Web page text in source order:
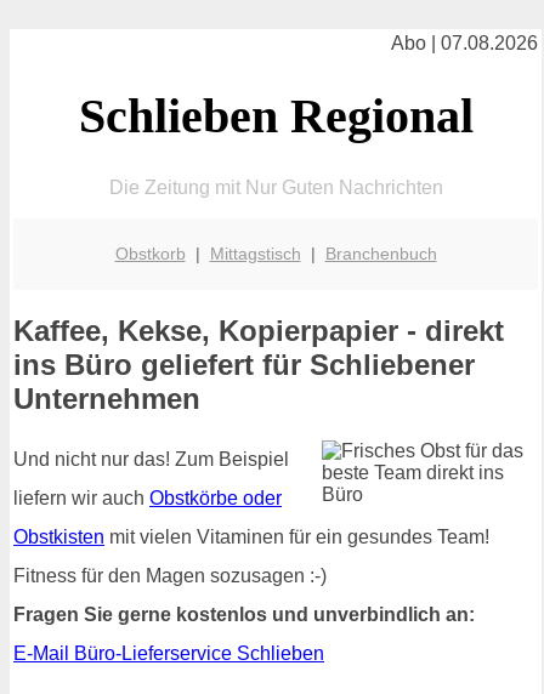
Abo | 07.08.2026
Schlieben Regional
Die Zeitung mit Nur Guten Nachrichten
Obstkorb | Mittagstisch | Branchenbuch
Kaffee, Kekse, Kopierpapier - direkt
ins Büro geliefert für Schliebener
Unternehmen
Und nicht nur das! Zum Beispiel
liefern wir auch Obstkörbe oder
Obstkisten mit vielen Vitaminen für ein gesundes Team!
Fitness für den Magen sozusagen :-)
Fragen Sie gerne kostenlos und unverbindlich an:
E-Mail Büro-Lieferservice Schlieben